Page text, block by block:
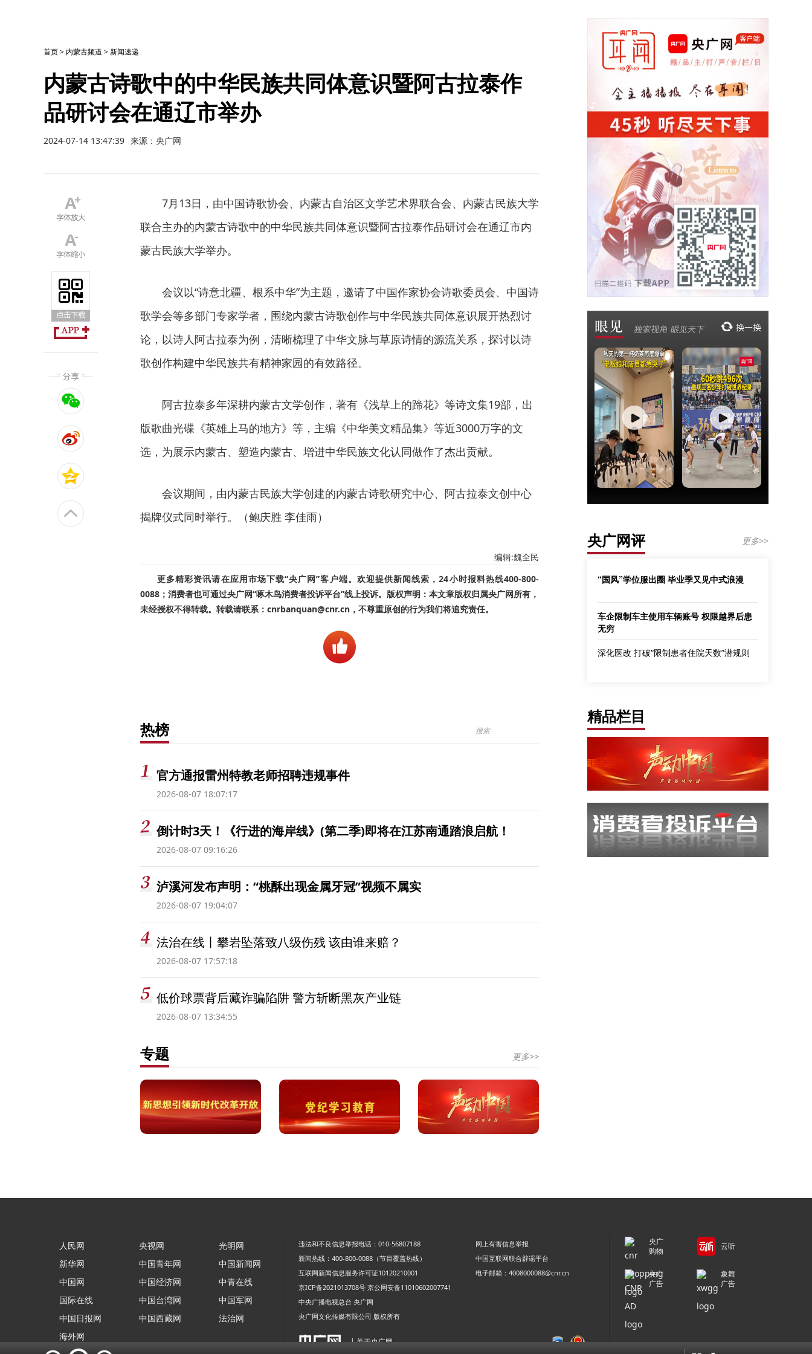
首页> 内蒙古频道 >新闻速递
内蒙古诗歌中的中华民族共同体意识暨阿古拉泰作
品研讨会在通辽市举办
2024-07-14 13:47:39 来源：央广网
7月13日，由中国诗歌协会、内蒙古自治区文学艺术界联合会、内蒙古民族大学
联合主办的内蒙古诗歌中的中华民族共同体意识暨阿古拉泰作品研讨会在通辽市内
蒙古民族大学举办。
会议以“诗意北疆、根系中华”为主题，邀请了中国作家协会诗歌委员会、中国诗
歌学会等多部门专家学者，围绕内蒙古诗歌创作与中华民族共同体意识展开热烈讨
论，以诗人阿古拉泰为例，清晰梳理了中华文脉与草原诗情的源流关系，探讨以诗
歌创作构建中华民族共有精神家园的有效路径。
阿古拉泰多年深耕内蒙古文学创作，著有《浅草上的蹄花》等诗文集19部，出
版歌曲光碟《英雄上马的地方》等，主编《中华美文精品集》等近3000万字的文
选，为展示内蒙古、塑造内蒙古、增进中华民族文化认同做作了杰出贡献。
会议期间，由内蒙古民族大学创建的内蒙古诗歌研究中心、阿古拉泰文创中心
揭牌仪式同时举行。（鲍庆胜 李佳雨）
编辑:魏全民
更多精彩资讯请在应用市场下载“央广网”客户端。欢迎提供新闻线索，24小时报料热线400-800-
0088；消费者也可通过央广网“啄木鸟消费者投诉平台”线上投诉。版权声明：本文章版权归属央广网所有，
未经授权不得转载。转载请联系：cnrbanquan@cnr.cn，不尊重原创的行为我们将追究责任。
热榜
官方通报雷州特教老师招聘违规事件
2026-08-07 18:07:17
倒计时3天！《行进的海岸线》(第二季)即将在江苏南通踏浪启航！
2026-08-07 09:16:26
泸溪河发布声明：“桃酥出现金属牙冠”视频不属实
2026-08-07 19:04:07
法治在线丨攀岩坠落致八级伤残 该由谁来赔？
2026-08-07 17:57:18
低价球票背后藏诈骗陷阱 警方斩断黑灰产业链
2026-08-07 13:34:55
专题 更多>>
央广网评 更多>>
“国风”学位服出圈 毕业季又见中式浪漫
车企限制车主使用车辆账号 权限越界后患
无穷
深化医改 打破“限制患者住院天数”潜规则
精品栏目
人民网
新华网
中国网
国际在线
中国日报网
海外网
央视网
中国青年网
中国经济网
中国台湾网
中国西藏网
光明网
中国新闻网
中青在线
中国军网
法治网
违法和不良信息举报电话：010-56807188
网上有害信息举报
新闻热线：400-800-0088（节目覆盖热线）
中国互联网联合辟谣平台
互联网新闻信息服务许可证10120210001
电子邮箱：4008000088@cnr.cn
京ICP备2021013708号 京公网安备11010602007741
中央广播电视总台 央广网
央广网文化传媒有限公司 版权所有
| 关于央广网
央广
购物
云听
央广
广告
象舞
广告